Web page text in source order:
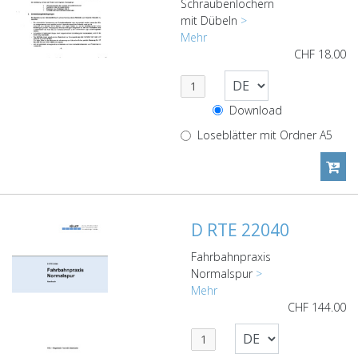
Schraubenlöchern
mit Dübeln >
Mehr
CHF 18.00
Download
Loseblätter mit Ordner A5
D RTE 22040
Fahrbahnpraxis
Normalspur >
Mehr
CHF 144.00